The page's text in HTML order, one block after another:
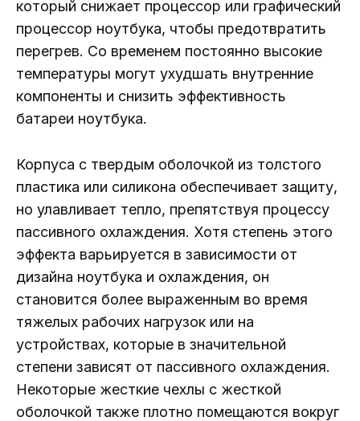
который снижает процессор или графический
процессор ноутбука, чтобы предотвратить
перегрев. Со временем постоянно высокие
температуры могут ухудшать внутренние
компоненты и снизить эффективность
батареи ноутбука.
Корпуса с твердым оболочкой из толстого
пластика или силикона обеспечивает защиту,
но улавливает тепло, препятствуя процессу
пассивного охлаждения. Хотя степень этого
эффекта варьируется в зависимости от
дизайна ноутбука и охлаждения, он
становится более выраженным во время
тяжелых рабочих нагрузок или на
устройствах, которые в значительной
степени зависят от пассивного охлаждения.
Некоторые жесткие чехлы с жесткой
оболочкой также плотно помещаются вокруг